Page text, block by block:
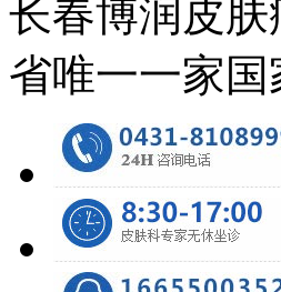
长春博润皮
省唯一一家